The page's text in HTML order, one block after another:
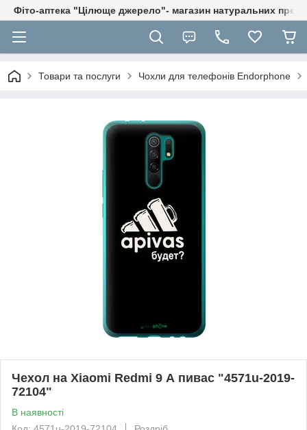
Фіто-аптека "Цілюще джерело"- магазин натуральних
Товари та послуги Чохли для телефонів Endorphone
Чехол на Xiaomi Redmi 9 А пивас "4571u-2019-
72104"
В наявності